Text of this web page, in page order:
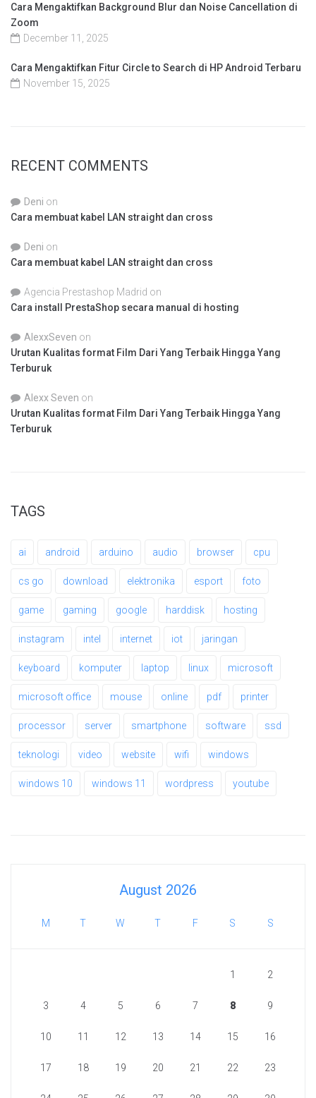
Cara Mengaktifkan Background Blur dan Noise Cancellation di
Zoom
December 11, 2025
Cara Mengaktifkan Fitur Circle to Search di HP Android Terbaru
November 15, 2025
RECENT COMMENTS
Deni on
Cara membuat kabel LAN straight dan cross
Deni on
Cara membuat kabel LAN straight dan cross
Agencia Prestashop Madrid on
Cara install PrestaShop secara manual di hosting
AlexxSeven on
Urutan Kualitas format Film Dari Yang Terbaik Hingga Yang
Terburuk
Alexx Seven on
Urutan Kualitas format Film Dari Yang Terbaik Hingga Yang
Terburuk
TAGS
ai android arduino audio browser cpu
cs go download elektronika esport foto
game gaming google harddisk hosting
instagram intel internet iot jaringan
keyboard komputer laptop linux microsoft
microsoft office mouse online pdf printer
processor server smartphone software ssd
teknologi video website wifi windows
windows 10 windows 11 wordpress youtube
August 2026
M T W T F S S
1 2
3 4 5 6 7 8 9
10 11 12 13 14 15 16
17 18 19 20 21 22 23